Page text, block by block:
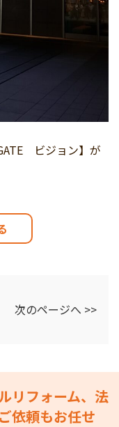
ビジョン】が
次のページへ >>
リフォーム、法
依頼もお任せ